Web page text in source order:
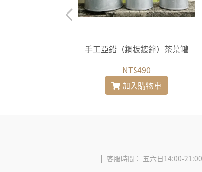
手工亞鉛（鋼板鍍鋅）茶葉罐
NT$490
加入購物車
客服時間： 五六日14:00-21:00